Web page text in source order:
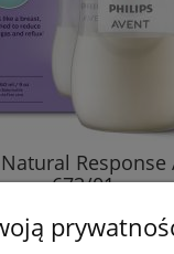
260ml 903/01
DO KOSZYKA
Response
673/01
42,98 zł